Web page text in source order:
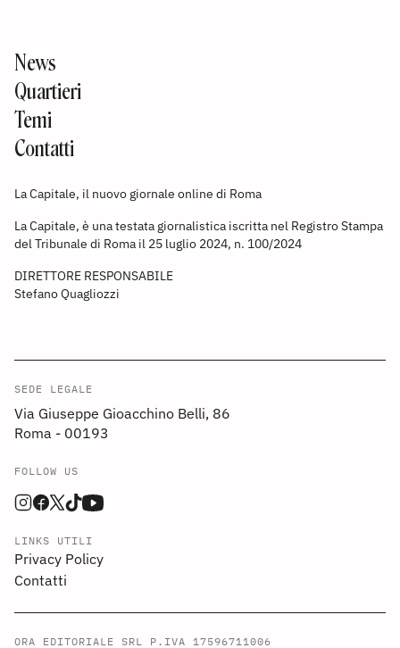
News
Quartieri
Temi
Contatti
La Capitale, il nuovo giornale online di Roma
La Capitale, è una testata giornalistica iscritta nel Registro Stampa
del Tribunale di Roma il 25 luglio 2024, n. 100/2024
DIRETTORE RESPONSABILE
Stefano Quagliozzi
SEDE LEGALE
Via Giuseppe Gioacchino Belli, 86
Roma - 00193
FOLLOW US
LINKS UTILI
Privacy Policy
Contatti
ORA EDITORIALE SRL P.IVA 17596711006